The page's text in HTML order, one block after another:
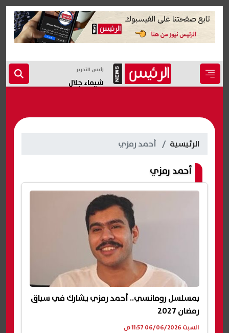
رئيس التحرير
شيماء جلال
الرئيسية أحمد رمزي
أحمد رمزي
بمسلسل رومانسي.. أحمد رمزي يشارك في سباق
رمضان 2027
السبت 06/06/2026 11:57 ص